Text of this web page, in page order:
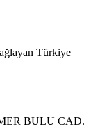
Türkiye
BULU CAD.